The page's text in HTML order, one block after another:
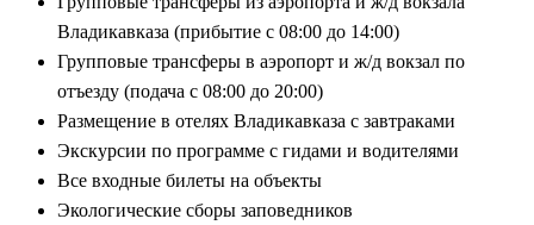
Владикавказа (прибытие с 08:00 до 14:00)
Групповые трансферы в аэропорт и ж/д вокзал по
отъезду (подача с 08:00 до 20:00)
Размещение в отелях Владикавказа с завтраками
Экскурсии по программе с гидами и водителями
Все входные билеты на объекты
Экологические сборы заповедников